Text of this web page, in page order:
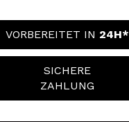
VORBEREITET IN 24H*
SICHERE
ZAHLUNG